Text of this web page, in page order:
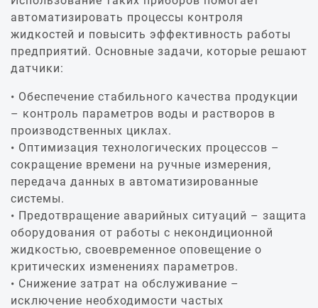
автоматизировать процессы контроля
жидкостей и повысить эффективность работы
предприятий. Основные задачи, которые решают
датчики:
Обеспечение стабильного качества продукции
– контроль параметров воды и растворов в
производственных циклах.
Оптимизация технологических процессов –
сокращение времени на ручные измерения,
передача данных в автоматизированные
системы.
Предотвращение аварийных ситуаций – защита
оборудования от работы с некондиционной
жидкостью, своевременное оповещение о
критических изменениях параметров.
Снижение затрат на обслуживание –
исключение необходимости частых